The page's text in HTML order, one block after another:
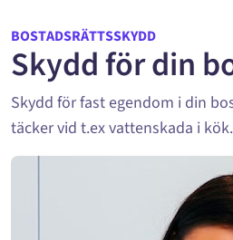
BOSTADSRÄTTSSKYDD
Skydd för din
Skydd för fast egendom i din
täcker vid t.ex vattenskada i kök.